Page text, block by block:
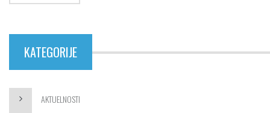
KATEGORIJE
AKTUELNOSTI